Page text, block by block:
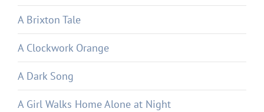
A Brixton Tale
A Clockwork Orange
A Dark Song
A Girl Walks Home Alone at Night